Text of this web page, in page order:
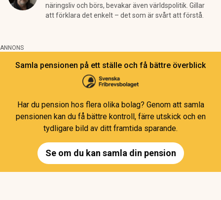
näringsliv och börs, bevakar även världspolitik. Gillar
att förklara det enkelt – det som är svårt att förstå.
ANNONS
Samla pensionen på ett ställe och få bättre överblick
Har du pension hos flera olika bolag? Genom att samla
pensionen kan du få bättre kontroll, färre utskick och en
tydligare bild av ditt framtida sparande.
Se om du kan samla din pension